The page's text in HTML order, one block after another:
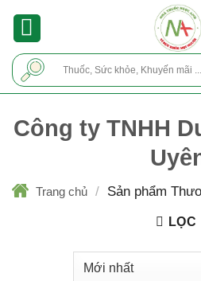
Công ty TNHH
Trang chủ / Sản phẩm
LỌC